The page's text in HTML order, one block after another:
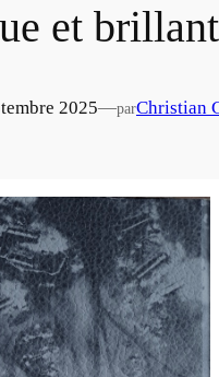
et
2025—parChristian